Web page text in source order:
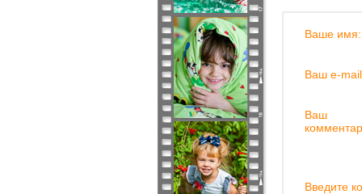
Ваше имя:
Ваш e-
Ваш
Введите